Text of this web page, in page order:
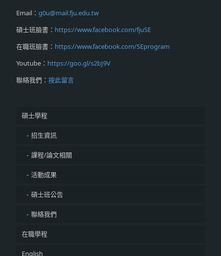
Email： g0u@mail.fju.edu.tw
碩士班臉書： https://www.facebook.com/fjuSE
在職班臉書： https://www.facebook.com/SEprogram
Youtube： https://goo.gl/s2bJ9V
聯絡我們： 按此留言
碩士學程
招生資訊
課程/論文相關
活動成果
碩士班公告
聯絡我們
在職學程
English